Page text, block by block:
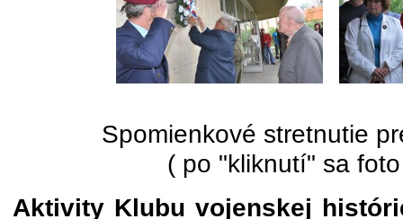
Spomienkové stretnutie
( po "kliknutí" sa
Aktivity Klubu vojenskej